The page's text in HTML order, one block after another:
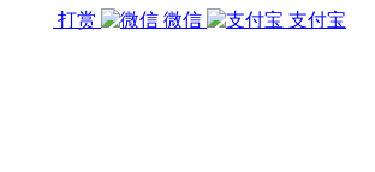
打赏 微信 支付宝